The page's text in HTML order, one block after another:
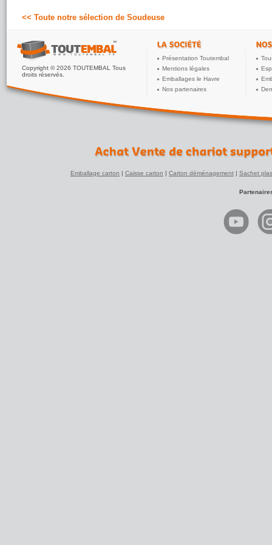
<< Toute notre sélection de Soudeuse
Copyright © 2026 TOUTEMBAL Tous
droits réservés.
Présentation Toutembal
Mentions légales
Emballages le Havre
Nos partenaires
Emballage carton | Caisse carton | Carton déménagement | Sachet